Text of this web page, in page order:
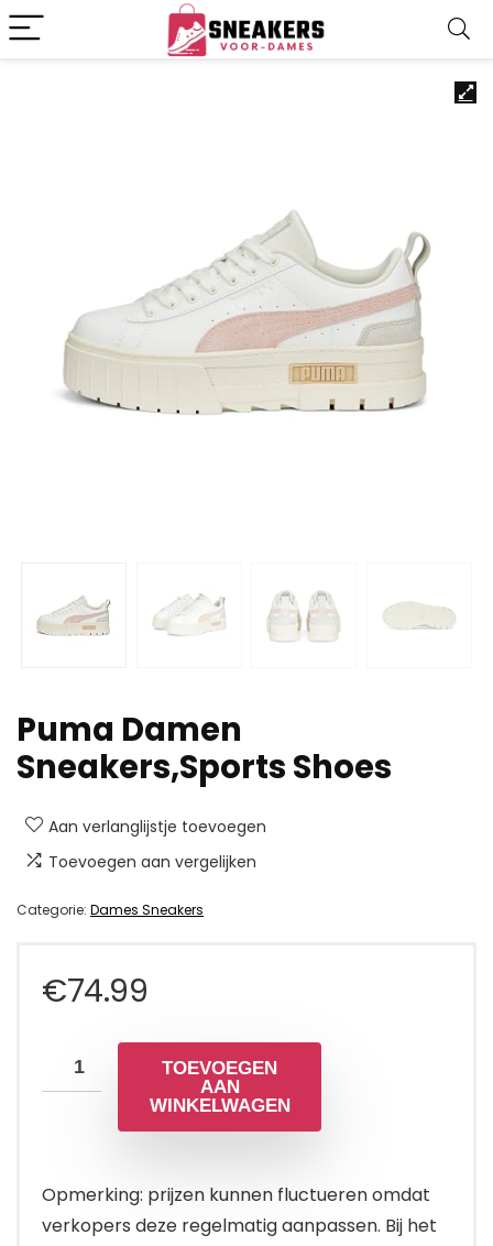
Puma Damen
Sneakers,Sports Shoes
Aan verlanglijstje toevoegen
Toevoegen aan vergelijken
Categorie: Dames Sneakers
€74.99
TOEVOEGEN
AAN
WINKELWAGEN
Opmerking: prijzen kunnen fluctueren omdat
verkopers deze regelmatig aanpassen. Bij het